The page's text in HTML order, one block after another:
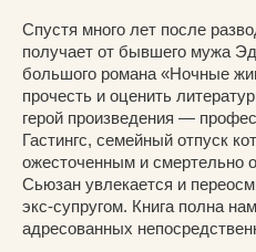
Спустя много лет после
получает от бывшего мужа
большого романа «Ночные
прочесть и оценить
герой произведения —
Гастингс, семейный отпуск
ожесточенным и смертельно
Сьюзан увлекается и
экс-супругом. Книга полна
адресованных